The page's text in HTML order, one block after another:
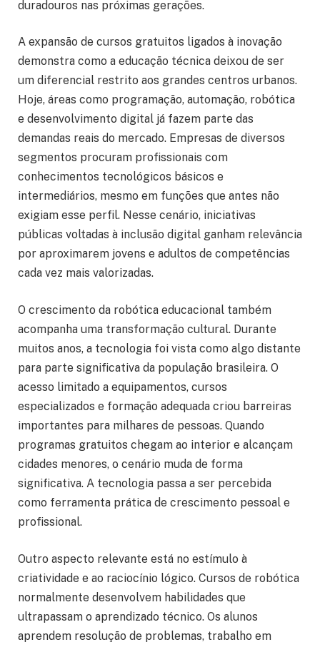
duradouros nas próximas gerações.
A expansão de cursos gratuitos ligados à inovação
demonstra como a educação técnica deixou de ser
um diferencial restrito aos grandes centros urbanos.
Hoje, áreas como programação, automação, robótica
e desenvolvimento digital já fazem parte das
demandas reais do mercado. Empresas de diversos
segmentos procuram profissionais com
conhecimentos tecnológicos básicos e
intermediários, mesmo em funções que antes não
exigiam esse perfil. Nesse cenário, iniciativas
públicas voltadas à inclusão digital ganham relevância
por aproximarem jovens e adultos de competências
cada vez mais valorizadas.
O crescimento da robótica educacional também
acompanha uma transformação cultural. Durante
muitos anos, a tecnologia foi vista como algo distante
para parte significativa da população brasileira. O
acesso limitado a equipamentos, cursos
especializados e formação adequada criou barreiras
importantes para milhares de pessoas. Quando
programas gratuitos chegam ao interior e alcançam
cidades menores, o cenário muda de forma
significativa. A tecnologia passa a ser percebida
como ferramenta prática de crescimento pessoal e
profissional.
Outro aspecto relevante está no estímulo à
criatividade e ao raciocínio lógico. Cursos de robótica
normalmente desenvolvem habilidades que
ultrapassam o aprendizado técnico. Os alunos
aprendem resolução de problemas, trabalho em